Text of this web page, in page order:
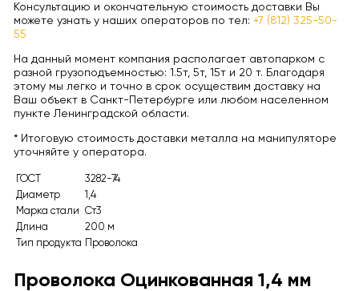
Консультацию и окончательную стоимость доставки Вы
можете узнать у наших операторов по тел: +7 (812) 325-50-
55
На данный момент компания располагает автопарком с
разной грузоподъемностью: 1.5т, 5т, 15т и 20 т. Благодаря
этому мы легко и точно в срок осуществим доставку на
Ваш объект в Санкт-Петербурге или любом населенном
пункте Ленинградской области.
* Итоговую стоимость доставки металла на манипуляторе
уточняйте у оператора.
ГОСТ
3282-74
Диаметр
1,4
Марка стали
Ст3
Длина
200 м
Тип продукта
Проволока
Проволока Оцинкованная 1,4 мм